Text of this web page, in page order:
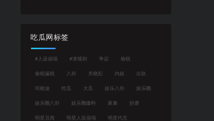
吃瓜网标签
#人设崩塌 #潜规则 争议 偷税
偷税漏税 八卦 关晓彤 内娱 出轨
司晓迪 吃瓜 大瓜 娱乐八卦 娱乐圈
娱乐圈八卦 娱乐圈爆料 家暴 抄袭
明星丑闻 明星人设崩塌 明星代言